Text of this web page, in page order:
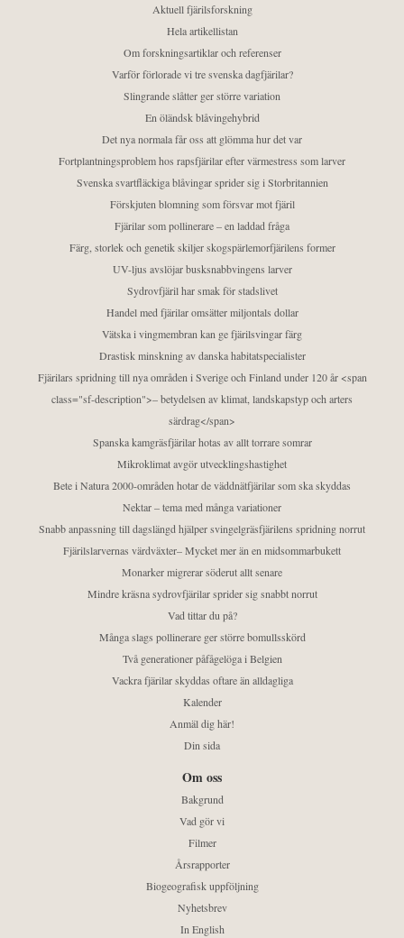
Aktuell fjärilsforskning
Hela artikellistan
Om forskningsartiklar och referenser
Varför förlorade vi tre svenska dagfjärilar?
Slingrande slåtter ger större variation
En öländsk blåvingehybrid
Det nya normala får oss att glömma hur det var
Fortplantningsproblem hos rapsfjärilar efter värmestress som larver
Svenska svartfläckiga blåvingar sprider sig i Storbritannien
Förskjuten blomning som försvar mot fjäril
Fjärilar som pollinerare – en laddad fråga
Färg, storlek och genetik skiljer skogspärlemorfjärilens former
UV-ljus avslöjar busksnabbvingens larver
Sydrovfjäril har smak för stadslivet
Handel med fjärilar omsätter miljontals dollar
Vätska i vingmembran kan ge fjärilsvingar färg
Drastisk minskning av danska habitatspecialister
Fjärilars spridning till nya områden i Sverige och Finland under 120 år <span
class="sf-description">– betydelsen av klimat, landskapstyp och arters
särdrag</span>
Spanska kamgräsfjärilar hotas av allt torrare somrar
Mikroklimat avgör utvecklingshastighet
Bete i Natura 2000-områden hotar de väddnätfjärilar som ska skyddas
Nektar – tema med många variationer
Snabb anpassning till dagslängd hjälper svingelgräsfjärilens spridning norrut
Fjärilslarvernas värdväxter– Mycket mer än en midsommarbukett
Monarker migrerar söderut allt senare
Mindre kräsna sydrovfjärilar sprider sig snabbt norrut
Vad tittar du på?
Många slags pollinerare ger större bomullsskörd
Två generationer påfågelöga i Belgien
Vackra fjärilar skyddas oftare än alldagliga
Kalender
Anmäl dig här!
Din sida
Om oss
Bakgrund
Vad gör vi
Filmer
Årsrapporter
Biogeografisk uppföljning
Nyhetsbrev
In English